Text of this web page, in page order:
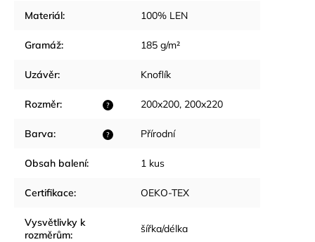
Materiál: 100% LEN
Gramáž: 185 g/m²
Uzávěr: Knoflík
?
Rozměr: 200x200, 200x220
?
Barva: Přírodní
Obsah balení: 1 kus
Certifikace: OEKO-TEX
Vysvětlivky k
rozměrům: šířka/délka